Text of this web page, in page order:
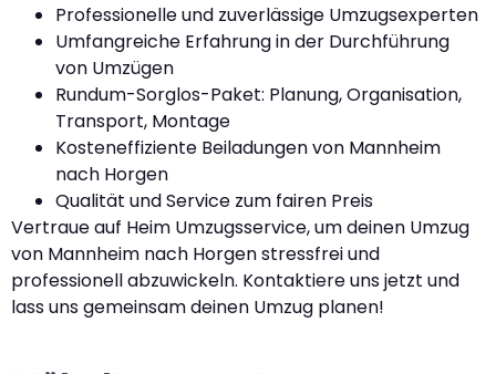
Professionelle und zuverlässige Umzugsexperten
Umfangreiche Erfahrung in der Durchführung
von Umzügen
Rundum-Sorglos-Paket: Planung, Organisation,
Transport, Montage
Kosteneffiziente Beiladungen von Mannheim
nach Horgen
Qualität und Service zum fairen Preis
Vertraue auf Heim Umzugsservice, um deinen Umzug
von Mannheim nach Horgen stressfrei und
professionell abzuwickeln. Kontaktiere uns jetzt und
lass uns gemeinsam deinen Umzug planen!